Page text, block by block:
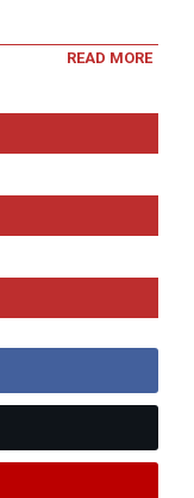
READ MORE